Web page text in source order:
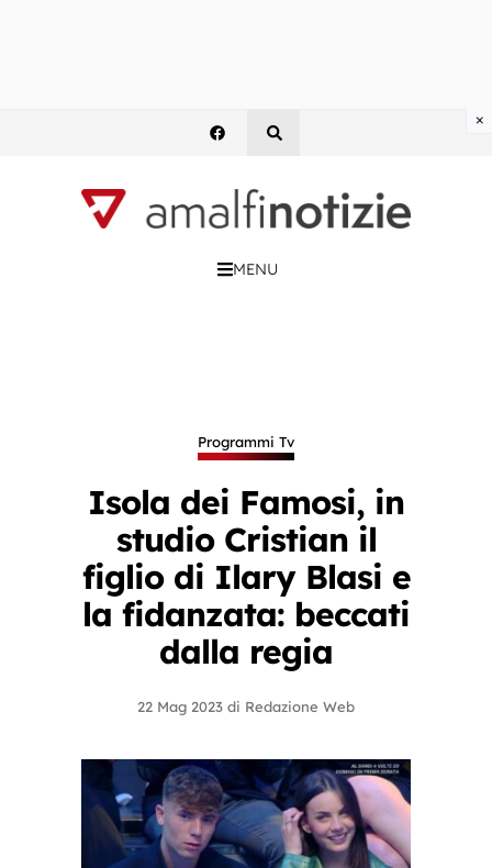
MENU
Programmi Tv
Isola dei Famosi, in
studio Cristian il
figlio di Ilary Blasi e
la fidanzata: beccati
dalla regia
22 Mag 2023 di Redazione Web
×